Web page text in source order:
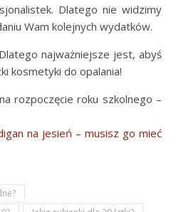
Dlatego nie widzimy
Wam kolejnych wydatków.
najważniejsze jest, abyś
kosmetyki do opalania!
rozpoczęcie roku szkolnego –
na jesień – musisz go mieć